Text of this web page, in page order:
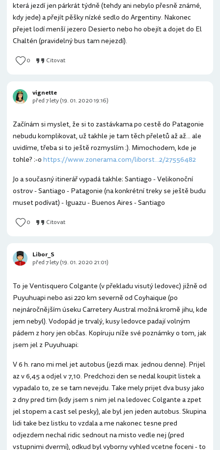
která jezdí jen párkrát týdně (tehdy ani nebylo přesně známé,
kdy jede) a přejít pěšky nízké sedlo do Argentiny. Nakonec
přejet lodí menší jezero Desierto nebo ho obejít a dojet do El
Chaltén (pravidelný bus tam nejezdí).
0 Citovat
Začínám si myslet, že si to zastávkama po cestě do Patagonie
nebudu komplikovat, už takhle je tam těch přeletů až až... ale
uvidíme, třeba si to ještě rozmyslím :). Mimochodem, kde je
tohle? :-ohttps://www.zonerama.com/liborst...2/27556482
Jo a současný itinerář vypadá takhle: Santiago - Velikonoční
ostrov - Santiago - Patagonie (na konkrétní treky se ještě budu
muset podívat) - Iguazu - Buenos Aires - Santiago
0 Citovat
vignette
před 7 lety (19. 01. 2020 19:16)
To je Ventisquero Colgante (v překladu visutý ledovec) jižně od
Puyuhuapi nebo asi 220 km severně od Coyhaique (po
nejnáročnějším úseku Carretery Austral možná kromě jihu, kde
jem nebyl). Vodopád je trvalý, kusy ledovce padají volným
pádem z hory jen občas. Kopíruju níže své poznámky o tom, jak
jsem jel z Puyuhuapi:
V 6 h. rano mi mel jet autobus (jezdi max. jednou denne). Prijel
az v 6,45 a odjel v 7,10. Predchozi den se nedal koupit listek a
vypadalo to, ze se tam nevejdu. Take mely prijet dva busy jako
2 dny pred tim (kdy jsem s nim jel na ledovec Colgante a zpet
jel stopem a cast sel pesky), ale byl jen jeden autobus. Skupina
lidi take bez listku to vzdala a me nakonec tesne pred
odjezdem nechal ridic sednout na misto vedle nej (pred
vstupnimi dvermi), odkud byl vyborny vyhled vcetne foceni - to
Libor_S
před 7 lety (19. 01. 2020 21:01)